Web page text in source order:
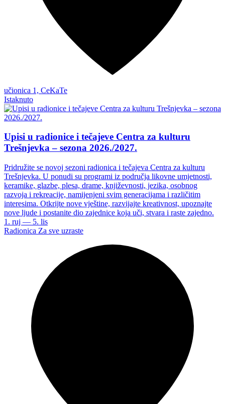
učionica 1, CeKaTe
Istaknuto
Upisi u radionice i tečajeve Centra za kulturu
Trešnjevka – sezona 2026./2027.
Pridružite se novoj sezoni radionica i tečajeva Centra za kulturu
Trešnjevka. U ponudi su programi iz područja likovne umjetnosti,
keramike, glazbe, plesa, drame, književnosti, jezika, osobnog
razvoja i rekreacije, namijenjeni svim generacijama i različitim
interesima. Otkrijte nove vještine, razvijajte kreativnost, upoznajte
nove ljude i postanite dio zajednice koja uči, stvara i raste zajedno.
1. ruj — 5. lis
Radionica Za sve uzraste